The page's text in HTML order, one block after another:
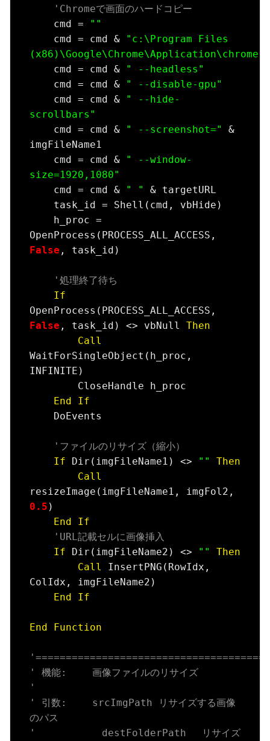
'Chromeで画面のハードコピー
    cmd =
""
    cmd = cmd &
"c:\Program Files
    cmd = cmd &
" --headless"
    cmd = cmd &
" --disable-gpu"
    cmd = cmd &
" --hide-
scrollbars"
    cmd = cmd &
" --screenshot="
&
imgFileName1
    cmd = cmd &
" --window-
size=1920,1080"
    cmd = cmd &
" "
& targetURL
False , task_id)
'処理終了待ち
If
False , task_id) <> vbNull Then
Call
WaitForSingleObject(h_proc,
INFINITE)
End
If
'ファイルのリサイズ（縮小）
If Dir(imgFileName1) <> ""
Then
Call
0.5 )
End
If
'URL記載セルに画像挿入
If Dir(imgFileName2) <> ""
Then
Call
InsertPNG(RowIdx,
ColIdx, imgFileName2)
End
If
End Function
' 機能:　　 画像ファイルのリサイズ
'
' 引数:　　 srcImgPath リサイズする画像
のパス
'           destFolderPath 　リサイズ